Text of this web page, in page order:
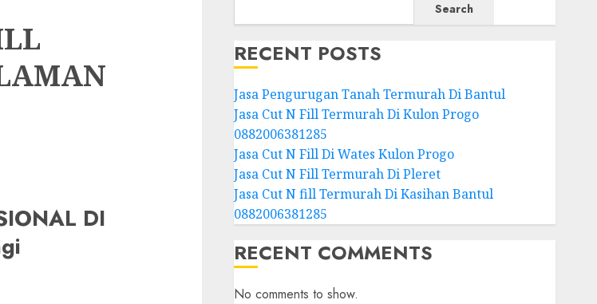
DI
Search
RECENT POSTS
Jasa Pengurugan Tanah Termurah Di Bantul
Jasa Cut N Fill Termurah Di Kulon Progo
0882006381285
Jasa Cut N Fill Di Wates Kulon Progo
Jasa Cut N Fill Termurah Di Pleret
Jasa Cut N fill Termurah Di Kasihan Bantul
0882006381285
RECENT COMMENTS
No comments to show.